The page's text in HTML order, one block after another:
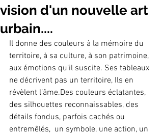
vision d'un nouvelle art
urbain....
Il donne des couleurs à la mémoire du
territoire, à sa culture, à son patrimoine,
aux émotions qu’il suscite. Ses tableaux
ne décrivent pas un territoire, Ils en
révèlent l’âme.Des couleurs éclatantes,
des silhouettes reconnaissables, des
détails fondus, parfois cachés ou
entremêlés,  un symbole, une action, un